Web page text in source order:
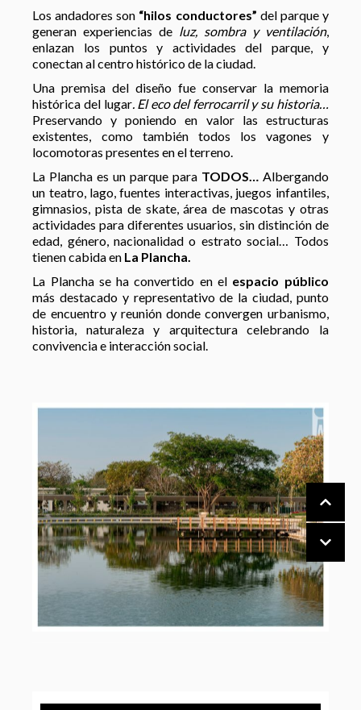
Los andadores son “hilos conductores” del parque y
generan experiencias de luz, sombra y ventilación,
enlazan los puntos y actividades del parque, y
conectan al centro histórico de la ciudad.
Una premisa del diseño fue conservar la memoria
histórica del lugar. El eco del ferrocarril y su historia…
Preservando y poniendo en valor las estructuras
existentes, como también todos los vagones y
locomotoras presentes en el terreno.
La Plancha es un parque para TODOS…Albergando
un teatro, lago, fuentes interactivas, juegos infantiles,
gimnasios, pista de skate, área de mascotas y otras
actividades para diferentes usuarios, sin distinción de
edad, género, nacionalidad o estrato social… Todos
tienen cabida en La Plancha.
La Plancha se ha convertido en el espacio público
más destacado y representativo de la ciudad, punto
de encuentro y reunión donde convergen urbanismo,
historia, naturaleza y arquitectura celebrando la
convivencia e interacción social.